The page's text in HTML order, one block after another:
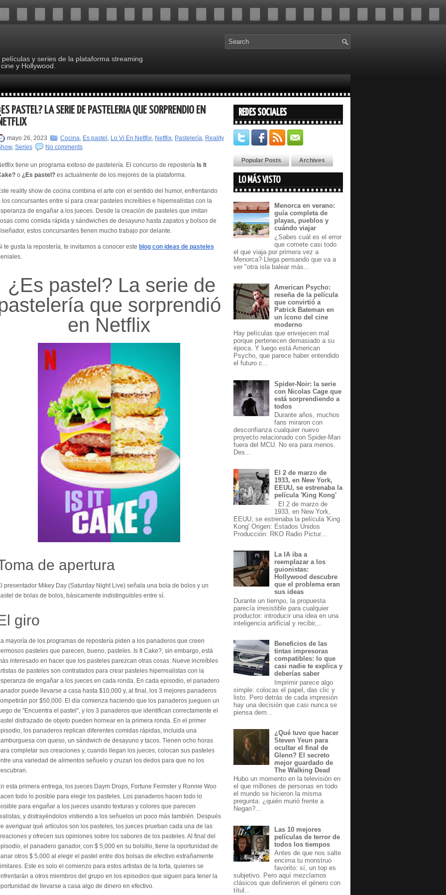
y series de la plataforma streaming
y Hollywood.
PASTEL? LA SERIE DE PASTELERÍA QUE SORPRENDIÓ EN
mayo 26, 2023 Cocina, Es pastel , Lo Vi En Netflix, Netflix, Pastelería, Reality
, Series No comments
tiene un programa exitoso de pastelería. El concurso de repostería Is It
o ¿Es pastel? es actualmente de los mejores de la plataforma.
reality show de cocina combina el arte con el sentido del humor, enfrentando
los concursantes entre sí para crear pasteles increíbles e hiperrealistas con la
de engañar a los jueces. Desde la creación de pasteles que imitan
como comida rápida y sándwiches de desayuno hasta zapatos y bolsos de
estos concursantes tienen mucho trabajo por delante.
te gusta la repostería, te invitamos a conocer este blog con ideas de pasteles
¿Es pastel? La serie de
que sorprendió
en Netflix
de apertura
presentador Mikey Day (Saturday Night Live) señala una bola de bolos y un
de bolas de bolos, básicamente indistinguibles entre sí.
giro
mayoría de los programas de repostería piden a los panaderos que creen
pasteles que parecen, bueno, pasteles. Is It Cake?, sin embargo, está
interesado en hacer que los pasteles parezcan otras cosas. Nueve increíbles
de pasteles son contratados para crear pasteles hiperrealistas con la
de engañar a los jueces en cada ronda. En cada episodio, el panadero
puede llevarse a casa hasta $10,000 y, al final, los 3 mejores panaderos
por $50,000. El día comienza haciendo que los panaderos jueguen un
de "Encuentra el pastel", y los 3 panaderos que identifican correctamente el
disfrazado de objeto pueden hornear en la primera ronda. En el primer
los panaderos replican diferentes comidas rápidas, incluida una
con queso, un sándwich de desayuno y tacos. Tienen ocho horas
completar sus creaciones y, cuando llegan los jueces, colocan sus pasteles
una variedad de alimentos señuelo y cruzan los dedos para que no los
esta primera entrega, los jueces Daym Drops, Fortune Feimster y Ronnie Woo
todo lo posible para elegir los pasteles. Los panaderos hacen todo lo
para engañar a los jueces usando texturas y colores que parecen
y distrayéndolos vistiendo a los señuelos un poco más también. Después
averiguar qué artículos son los pasteles, los jueces prueban cada una de las
y ofrecen sus opiniones sobre los sabores de los pasteles. Al final del
el panadero ganador, con $ 5,000 en su bolsillo, tiene la oportunidad de
otros $ 5,000 al elegir el pastel entre dos bolsas de efectivo extrañamente
Este es solo el comienzo para estos artistas de la torta, quienes se
a otros miembros del grupo en los episodios que siguen para tener la
de llevarse a casa algo de dinero en efectivo.
REDES SOCIALES
Popular Posts Archives
LO MÁS VISTO
Menorca en verano:
guía completa de
playas, pueblos y
cuándo viajar
¿Sabes cuál es el error
que comete casi todo
el que viaja por primera vez a
Menorca? Llega pensando que va a
ver "otra isla balear más...
American Psycho:
reseña de la película
que convirtió a
Patrick Bateman en
un ícono del cine
moderno
Hay películas que envejecen mal
porque pertenecen demasiado a su
época. Y luego está American
Psycho, que parece haber entendido
el futuro c...
Spider-Noir: la serie
con Nicolas Cage que
está sorprendiendo a
todos
Durante años, muchos
fans miraron con
desconfianza cualquier nuevo
proyecto relacionado con Spider-Man
fuera del MCU. No era para menos.
Des...
El 2 de marzo de
1933, en New York,
EEUU, se estrenaba la
película 'King Kong'
El 2 de marzo de
1933, en New York,
EEUU, se estrenaba la película 'King
Kong' Origen: Estados Unidos
Producción: RKO Radio Pictur...
La IA iba a
reemplazar a los
guionistas:
Hollywood descubre
que el problema eran
sus ideas
Durante un tiempo, la propuesta
parecía irresistible para cualquier
productor: introducir una idea en una
inteligencia artificial y recibir,...
Beneficios de las
tintas impresoras
compatibles: lo que
casi nadie te explica y
deberías saber
Imprimir parece algo
simple: colocas el papel, das clic y
listo. Pero detrás de cada impresión
hay una decisión que casi nunca se
piensa dem...
¿Qué tuvo que hacer
Steven Yeun para
ocultar el final de
Glenn? El secreto
mejor guardado de
The Walking Dead
Hubo un momento en la televisión en
el que millones de personas en todo
el mundo se hicieron la misma
pregunta: ¿quién murió frente a
Negan?...
Las 10 mejores
películas de terror de
todos los tiempos
Antes de que nos salte
encima tu monstruo
favorito: sí, un top es
subjetivo. Pero aquí mezclamos
clásicos que definieron el género con
títul...